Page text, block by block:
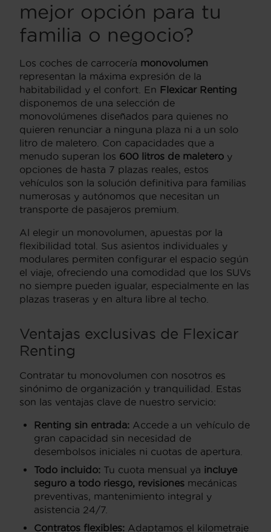
mejor opción para tu
familia o negocio?
Los coches de carrocería monovolumen
representan la máxima expresión de la
habitabilidad y el confort. En Flexicar Renting
disponemos de una selección de
monovolúmenes diseñados para quienes no
quieren renunciar a ninguna plaza ni a un solo
litro de maletero. Con capacidades que a
menudo superan los 600 litros de maletero y
opciones de hasta 7 plazas reales, estos
vehículos son la solución definitiva para familias
numerosas y autónomos que necesitan un
transporte de pasajeros premium.
Al elegir un monovolumen, apuestas por la
flexibilidad total. Sus asientos individuales y
modulares permiten configurar el espacio según
el viaje, ofreciendo una comodidad que los SUVs
no siempre pueden igualar, especialmente en las
plazas traseras y en altura libre al techo.
Ventajas exclusivas de Flexicar
Renting
Contratar tu monovolumen con nosotros es
sinónimo de organización y tranquilidad. Estas
son las ventajas clave de nuestro servicio:
Renting sin entrada: Accede a un vehículo de
gran capacidad sin necesidad de
desembolsos iniciales ni cuotas de apertura.
Todo incluido: Tu cuota mensual ya incluye
seguro a todo riesgo, revisiones mecánicas
preventivas, mantenimiento integral y
asistencia 24/7.
Contratos flexibles: Adaptamos el kilometraje